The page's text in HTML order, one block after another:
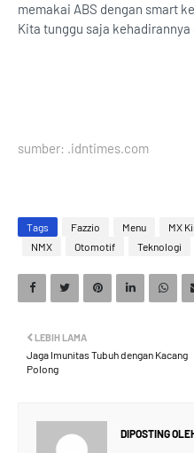
memakai ABS dengan smart
Kita tunggu saja kehadirannya
sumber: .idntimes.com
Tags Fazzio Menu MX
NMX
Otomotif Teknologi
LEBIH LAMA
Jaga Imunitas Tubuh dengan Kacang
Polong
DIPOSTING